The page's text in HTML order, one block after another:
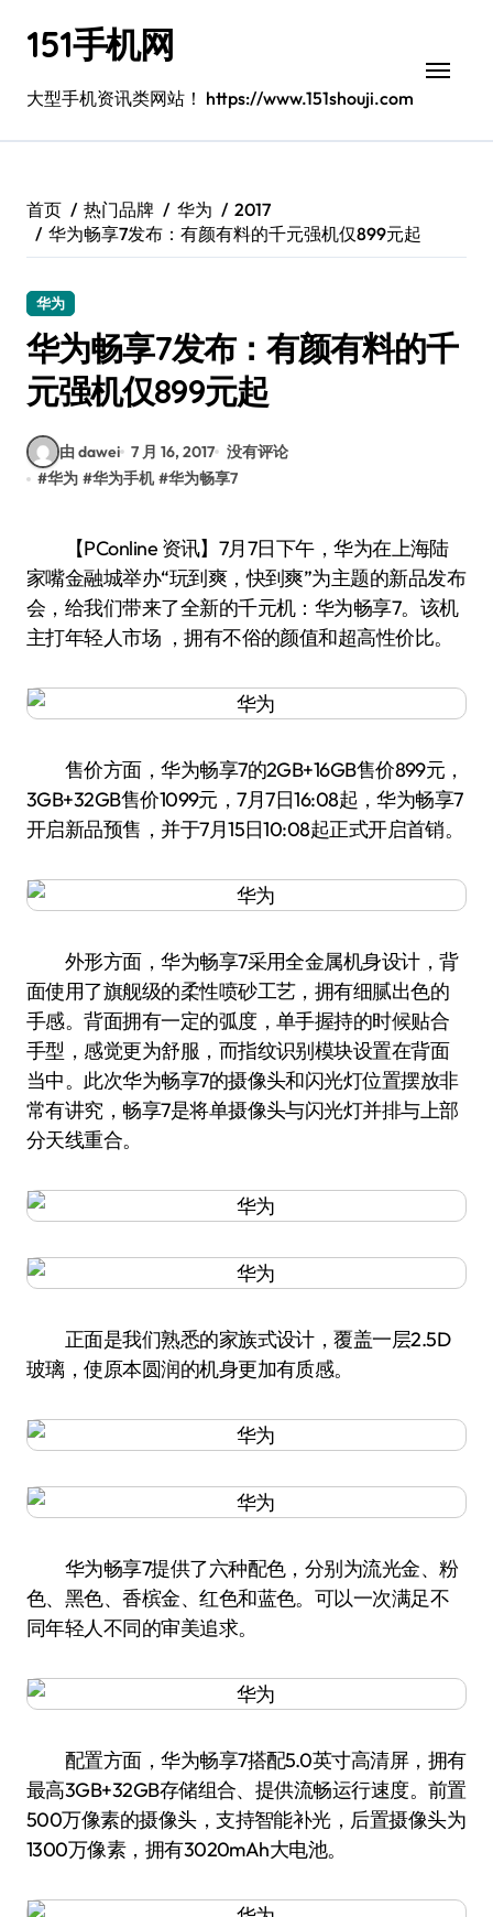
151手机网
大型手机资讯类网站！ https://www.151shouji.com
首页 热门品牌 华为
2017
华为畅享7发布：有颜有料的千元强机仅899元起
华为
华为畅享7发布：有颜有料的千
元强机仅899元起
由 dawei 7 月 16, 2017 没有评论
#华为 #华为手机 #华为畅享7
【PConline 资讯】7月7日下午，华为在上海陆
家嘴金融城举办“玩到爽，快到爽”为主题的新品发布
会，给我们带来了全新的千元机：华为畅享7。该机
主打年轻人市场 ，拥有不俗的颜值和超高性价比。
售价方面，华为畅享7的2GB+16GB售价899元，
3GB+32GB售价1099元，7月7日16:08起，华为畅享7
开启新品预售，并于7月15日10:08起正式开启首销。
外形方面，华为畅享7采用全金属机身设计，背
面使用了旗舰级的柔性喷砂工艺，拥有细腻出色的
手感。背面拥有一定的弧度，单手握持的时候贴合
手型，感觉更为舒服，而指纹识别模块设置在背面
当中。此次华为畅享7的摄像头和闪光灯位置摆放非
常有讲究，畅享7是将单摄像头与闪光灯并排与上部
分天线重合。
正面是我们熟悉的家族式设计，覆盖一层2.5D
玻璃，使原本圆润的机身更加有质感。
华为畅享7提供了六种配色，分别为流光金、粉
色、黑色、香槟金、红色和蓝色。可以一次满足不
同年轻人不同的审美追求。
配置方面，华为畅享7搭配5.0英寸高清屏，拥有
最高3GB+32GB存储组合、提供流畅运行速度。前置
500万像素的摄像头，支持智能补光，后置摄像头为
1300万像素，拥有3020mAh大电池。